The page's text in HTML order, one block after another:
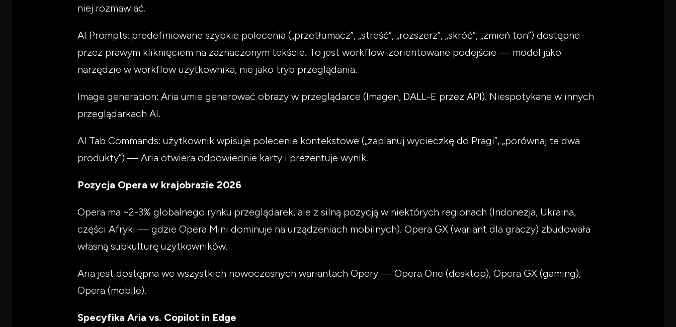
niej rozmawiać.
AI Prompts: predefiniowane szybkie polecenia („przetłumacz”, „streść”, „rozszerz”, „skróć”, „zmień ton”) dostępne
przez prawym kliknięciem na zaznaczonym tekście. To jest workflow-zorientowane podejście — model jako
narzędzie w workflow użytkownika, nie jako tryb przeglądania.
Image generation: Aria umie generować obrazy w przeglądarce (Imagen, DALL-E przez API). Niespotykane w innych
przeglądarkach AI.
AI Tab Commands: użytkownik wpisuje polecenie kontekstowe („zaplanuj wycieczkę do Pragi”, „porównaj te dwa
produkty”) — Aria otwiera odpowiednie karty i prezentuje wynik.
Pozycja Opera w krajobrazie 2026
Opera ma ~2-3% globalnego rynku przeglądarek, ale z silną pozycją w niektórych regionach (Indonezja, Ukraina,
części Afryki — gdzie Opera Mini dominuje na urządzeniach mobilnych). Opera GX (wariant dla graczy) zbudowała
własną subkulturę użytkowników.
Aria jest dostępna we wszystkich nowoczesnych wariantach Opery — Opera One (desktop), Opera GX (gaming),
Opera (mobile).
Specyfika Aria vs. Copilot in Edge